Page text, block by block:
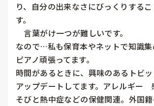
り、自分の出来なさにびっくりする
す。
言葉がけ一つが難しいです。
なので…私も保育本やネットで知識
ピアノ頑張ってます。
時間があるときに、興味のあるトビ
アップデートしてます。アレルギー
そびと熱中症などの保健関連。外国